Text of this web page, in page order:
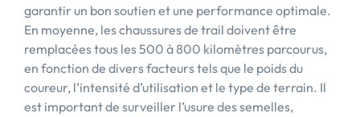
garantir un bon soutien et une performance optimale.
En moyenne, les chaussures de trail doivent être
remplacées tous les 500 à 800 kilomètres parcourus,
en fonction de divers facteurs tels que le poids du
coureur, l’intensité d’utilisation et le type de terrain. Il
est important de surveiller l’usure des semelles,